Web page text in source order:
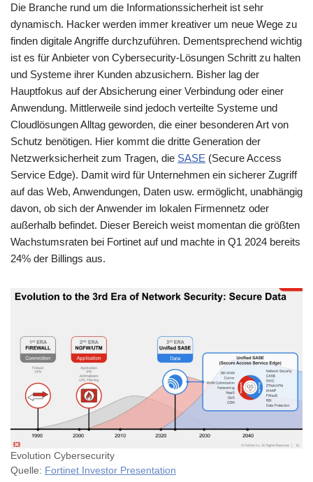
Die Branche rund um die Informationssicherheit ist sehr
dynamisch. Hacker werden immer kreativer um neue Wege zu
finden digitale Angriffe durchzuführen. Dementsprechend wichtig
ist es für Anbieter von Cybersecurity-Lösungen Schritt zu halten
und Systeme ihrer Kunden abzusichern. Bisher lag der
Hauptfokus auf der Absicherung einer Verbindung oder einer
Anwendung. Mittlerweile sind jedoch verteilte Systeme und
Cloudlösungen Alltag geworden, die einer besonderen Art von
Schutz benötigen. Hier kommt die dritte Generation der
Netzwerksicherheit zum Tragen, die SASE (Secure Access
Service Edge). Damit wird für Unternehmen ein sicherer Zugriff
auf das Web, Anwendungen, Daten usw. ermöglicht, unabhängig
davon, ob sich der Anwender im lokalen Firmennetz oder
außerhalb befindet. Dieser Bereich weist momentan die größten
Wachstumsraten bei Fortinet auf und machte in Q1 2024 bereits
24% der Billings aus.
Evolution Cybersecurity
Quelle: Fortinet Investor Presentation